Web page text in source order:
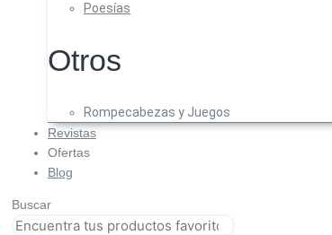
Poesías
Otros
Rompecabezas y Juegos
Revistas
Ofertas
Blog
Buscar